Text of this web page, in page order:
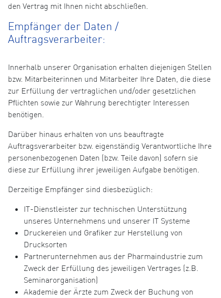
den Vertrag mit Ihnen nicht abschließen.
Empfänger der Daten /
Auftragsverarbeiter:
Innerhalb unserer Organisation erhalten diejenigen Stellen
bzw. Mitarbeiterinnen und Mitarbeiter Ihre Daten, die diese
zur Erfüllung der vertraglichen und/oder gesetzlichen
Pflichten sowie zur Wahrung berechtigter Interessen
benötigen.
Darüber hinaus erhalten von uns beauftragte
Auftragsverarbeiter bzw. eigenständig Verantwortliche Ihre
personenbezogenen Daten (bzw. Teile davon) sofern sie
diese zur Erfüllung ihrer jeweiligen Aufgabe benötigen.
Derzeitige Empfänger sind diesbezüglich:
IT-Dienstleister zur technischen Unterstützung
unseres Unternehmens und unserer IT Systeme
Druckereien und Grafiker zur Herstellung von
Drucksorten
Partnerunternehmen aus der Pharmaindustrie zum
Zweck der Erfüllung des jeweiligen Vertrages (z.B.
Seminarorganisation)
Akademie der Ärzte zum Zweck der Buchung von